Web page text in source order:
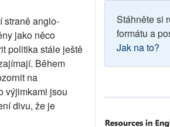
straně anglo-
jako něco
politika stále ještě
Během
na
výjimkami jsou
divu, že je
Stáhněte si
formátu a
Jak na to?